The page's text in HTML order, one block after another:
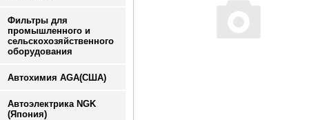
Фильтры для
промышленного и
сельскохозяйственного
оборудования
Автохимия AGA(США)
Автоэлектрика NGK
(Япония)